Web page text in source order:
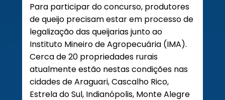
Para participar do concurso, produtores
de queijo precisam estar em processo de
legalização das queijarias junto ao
Instituto Mineiro de Agropecuária (IMA).
Cerca de 20 propriedades rurais
atualmente estão nestas condições nas
cidades de Araguari, Cascalho Rico,
Estrela do Sul, Indianópolis, Monte Alegre